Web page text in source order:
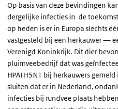
Op basis van deze bevindingen
dergelijke infecties in de
op heden is er in Europa slechts
vastgesteld bij een herkauwer —
Verenigd Koninkrijk. Dit dier
pluimveebedrijf dat was
HPAI H5N1 bij herkauwers
sluiten dat er in Nederland,
infecties bij rundvee plaats